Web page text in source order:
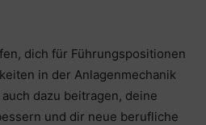
dich für Führungspositionen
in der Anlagenmechanik
dazu beitragen, deine
und dir neue berufliche